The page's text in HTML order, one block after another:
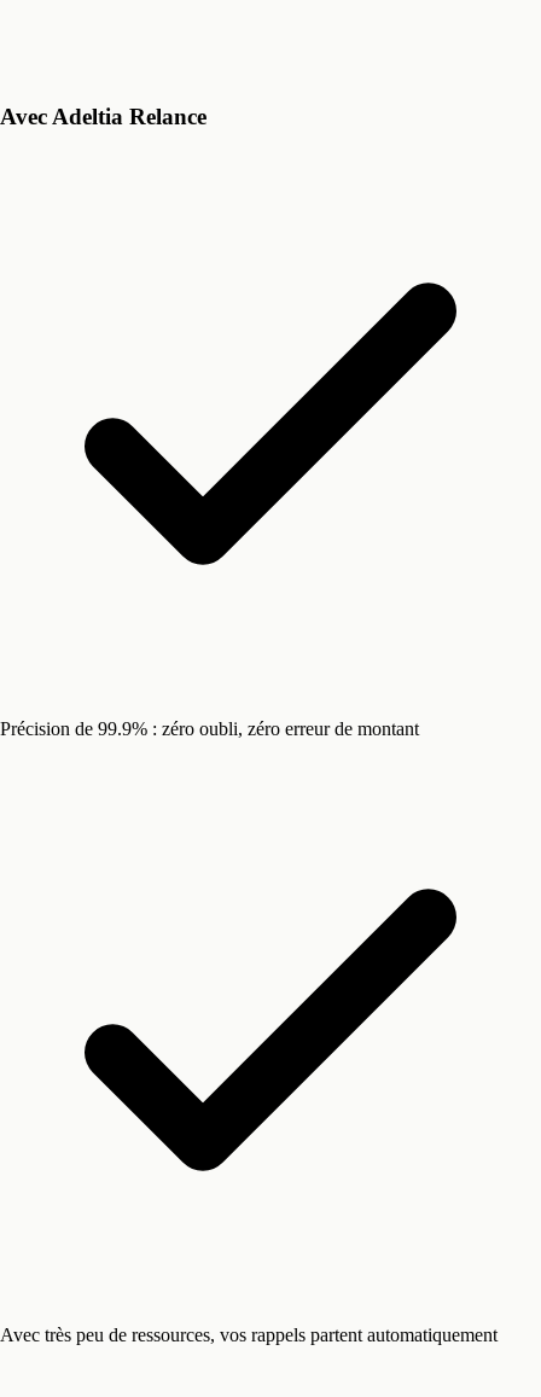
Avec Adeltia Relance
Précision de 99.9% : zéro oubli, zéro erreur de montant
Avec très peu de ressources, vos rappels partent automatiquement